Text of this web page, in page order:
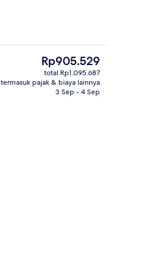
Restoran
Harga
saat
ini
Rp905.529
Rp905.529
total Rp1.095.687
termasuk pajak & biaya lainnya
3 Sep - 4 Sep